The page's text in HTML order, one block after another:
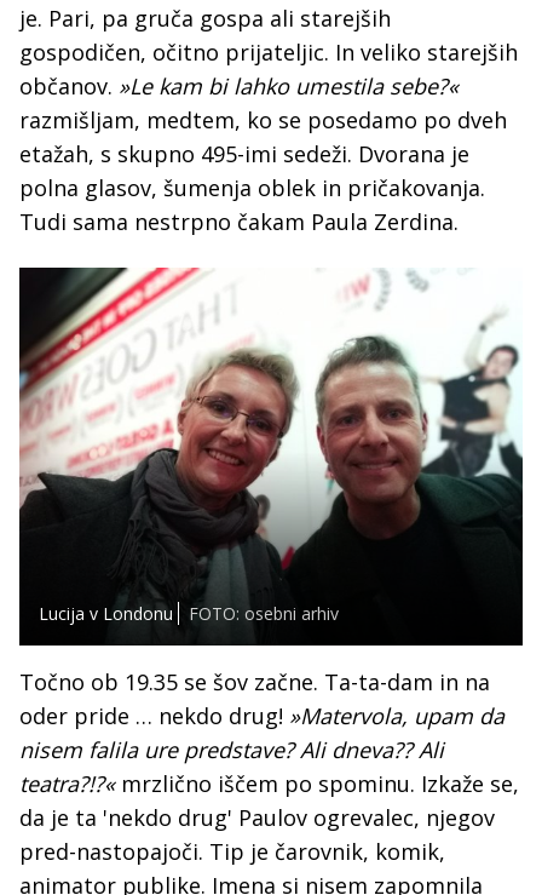
je. Pari, pa gruča gospa ali starejših
gospodičen, očitno prijateljic. In veliko starejših
občanov. »Le kam bi lahko umestila sebe?«
razmišljam, medtem, ko se posedamo po dveh
etažah, s skupno 495-imi sedeži. Dvorana je
polna glasov, šumenja oblek in pričakovanja.
Tudi sama nestrpno čakam Paula Zerdina.
Lucija v Londonu FOTO: osebni arhiv
Točno ob 19.35 se šov začne. Ta-ta-dam in na
oder pride … nekdo drug! »Matervola, upam da
nisem falila ure predstave? Ali dneva?? Ali
teatra?!?« mrzlično iščem po spominu. Izkaže se,
da je ta 'nekdo drug' Paulov ogrevalec, njegov
pred-nastopajoči. Tip je čarovnik, komik,
animator publike. Imena si nisem zapomnila